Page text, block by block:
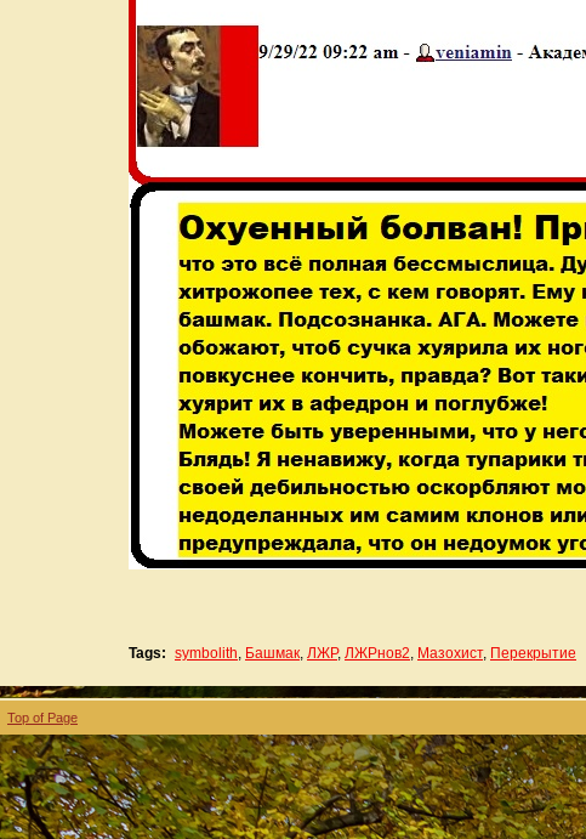
Tags: symbolith, Башмак, ЛЖР, ЛЖРнов2, Мазохист, Перекрытие
Top of Page